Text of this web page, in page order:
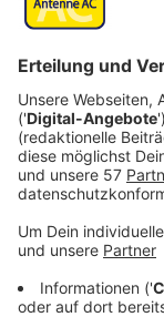
Veröffentlicht:
Anzeige
Baba Voss
mit der
werden. Baba
Sehkraft kein
einer
beschützen,